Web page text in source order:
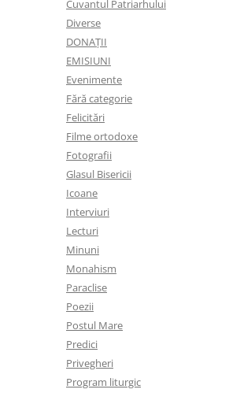
Cuvantul Patriarhului
Diverse
DONAȚII
EMISIUNI
Evenimente
Fără categorie
Felicitări
Filme ortodoxe
Fotografii
Glasul Bisericii
Icoane
Interviuri
Lecturi
Minuni
Monahism
Paraclise
Poezii
Postul Mare
Predici
Privegheri
Program liturgic